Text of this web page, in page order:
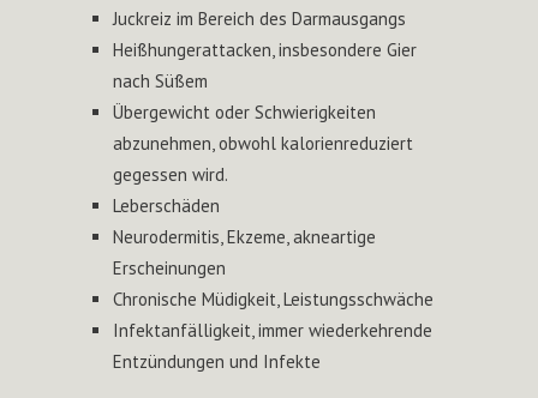
Juckreiz im Bereich des Darmausgangs
Heißhungerattacken, insbesondere Gier
nach Süßem
Übergewicht oder Schwierigkeiten
abzunehmen, obwohl kalorienreduziert
gegessen wird.
Leberschäden
Neurodermitis, Ekzeme, akneartige
Erscheinungen
Chronische Müdigkeit, Leistungsschwäche
Infektanfälligkeit, immer wiederkehrende
Entzündungen und Infekte